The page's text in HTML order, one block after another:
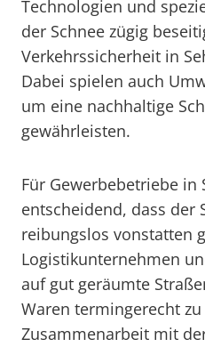
Technologien und
der Schnee zügig
Verkehrssicherheit in
Dabei spielen auch
um eine nachhaltige
gewährleisten.
Für Gewerbebetriebe in
entscheidend, dass der
reibungslos vonstatten
Logistikunternehmen
auf gut geräumte
Waren termingerecht
Zusammenarbeit mit